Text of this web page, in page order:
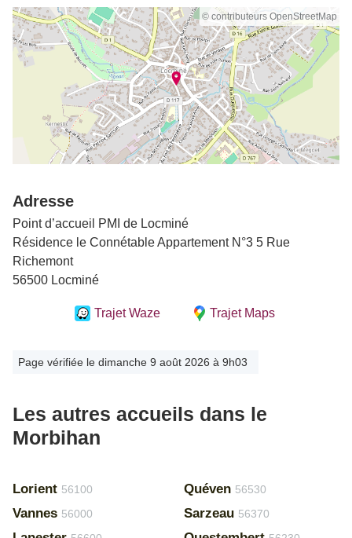
© contributeurs OpenStreetMap
Adresse
Point d’accueil PMI de Locminé
Résidence le Connétable Appartement N°3 5 Rue
Richemont
56500 Locminé
Trajet Waze Trajet Maps
Page vérifiée le dimanche 9 août 2026 à 9h03
Les autres accueils dans le
Morbihan
Lorient 56100
Vannes 56000
Quéven 56530
Sarzeau 56370